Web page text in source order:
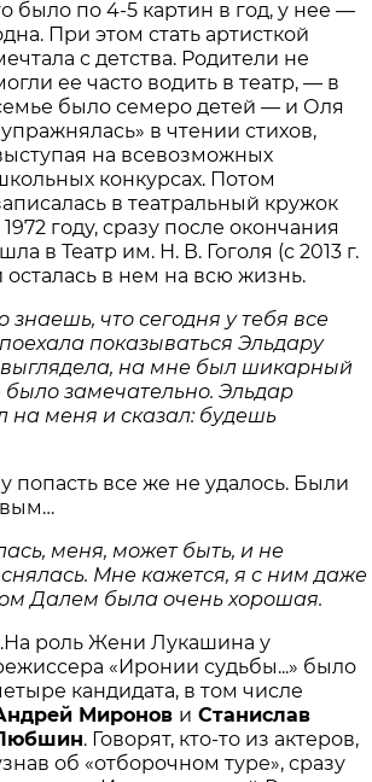
было по 4-5 картин в год, у нее —
При этом стать артисткой
с детства. Родители не
ее часто водить в театр, — в
было семеро детей — и Оля
в чтении стихов,
на всевозможных
конкурсах. Потом
в театральный кружок
году, сразу после окончания
в Театр им. Н. В. Гоголя (с 2013 г.
осталась в нем на всю жизнь.
что сегодня у тебя все
показываться Эльдару
выглядела, на мне был шикарный
замечательно. Эльдар
на меня и сказал: будешь
попасть все же не удалось. Были
меня, может быть, и не
Мне кажется, я с ним даже
Далем была очень хорошая.
роль Жени Лукашина у
«Иронии судьбы...» было
кандидата, в том числе
Миронов и Станислав
. Говорят, кто-то из актеров,
об «отборочном туре», сразу